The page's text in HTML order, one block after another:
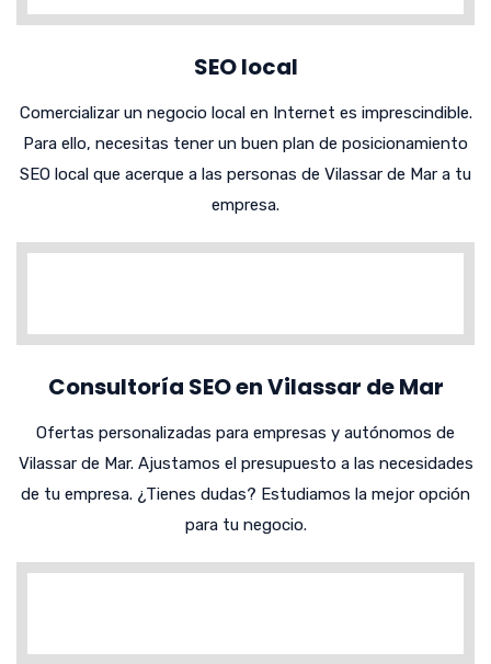
SEO local
Comercializar un negocio local en Internet es imprescindible.
Para ello, necesitas tener un buen plan de posicionamiento
SEO local que acerque a las personas de Vilassar de Mar a tu
empresa.
Consultoría SEO en Vilassar de Mar
Ofertas personalizadas para empresas y autónomos de
Vilassar de Mar. Ajustamos el presupuesto a las necesidades
de tu empresa. ¿Tienes dudas? Estudiamos la mejor opción
para tu negocio.